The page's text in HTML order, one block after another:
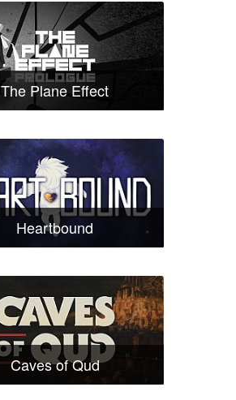
The Plane Effect
Heartbound
Caves of Qud